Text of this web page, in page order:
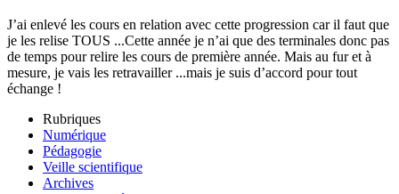
J’ai enlevé les cours en relation avec cette progression car il faut que
je les relise TOUS ...Cette année je n’ai que des terminales donc pas
de temps pour relire les cours de première année. Mais au fur et à
mesure, je vais les retravailler ...mais je suis d’accord pour tout
échange !
Rubriques
Numérique
Pédagogie
Veille scientifique
Archives